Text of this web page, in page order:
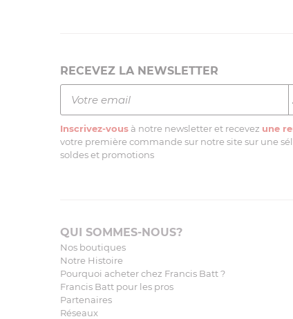
RECEVEZ LA NEWSLETTER
Inscrivez-vous à notre newsletter et recevez une
votre première commande sur notre site sur une
soldes et promotions
QUI SOMMES-NOUS?
Nos boutiques
Notre Histoire
Pourquoi acheter chez Francis Batt ?
Francis Batt pour les pros
Partenaires
Réseaux